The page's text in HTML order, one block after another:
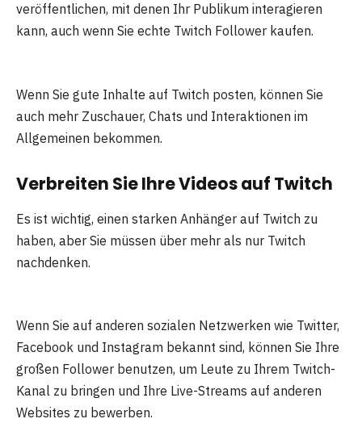
veröffentlichen, mit denen Ihr Publikum interagieren
kann, auch wenn Sie echte Twitch Follower kaufen.
Wenn Sie gute Inhalte auf Twitch posten, können Sie
auch mehr Zuschauer, Chats und Interaktionen im
Allgemeinen bekommen.
Verbreiten Sie Ihre Videos auf Twitch
Es ist wichtig, einen starken Anhänger auf Twitch zu
haben, aber Sie müssen über mehr als nur Twitch
nachdenken.
Wenn Sie auf anderen sozialen Netzwerken wie Twitter,
Facebook und Instagram bekannt sind, können Sie Ihre
großen Follower benutzen, um Leute zu Ihrem Twitch-
Kanal zu bringen und Ihre Live-Streams auf anderen
Websites zu bewerben.